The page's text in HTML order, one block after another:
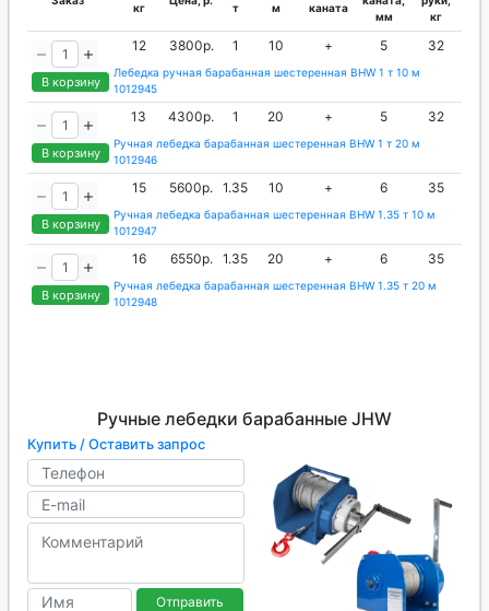
кг
т
м
каната
мм
кг
В корзину
12 3800р. 1 10 + 5 32
Лебедка ручная барабанная шестеренная BHW 1 т 10 м
1012945
В корзину
13 4300р. 1 20 + 5 32
Ручная лебедка барабанная шестеренная BHW 1 т 20 м
1012946
В корзину
15 5600р. 1.35 10 + 6 35
Ручная лебедка барабанная шестеренная BHW 1.35 т 10 м
1012947
В корзину
16 6550р. 1.35 20 + 6 35
Ручная лебедка барабанная шестеренная BHW 1.35 т 20 м
1012948
Ручные лебедки барабанные JHW
Купить / Оставить запрос
Отправить